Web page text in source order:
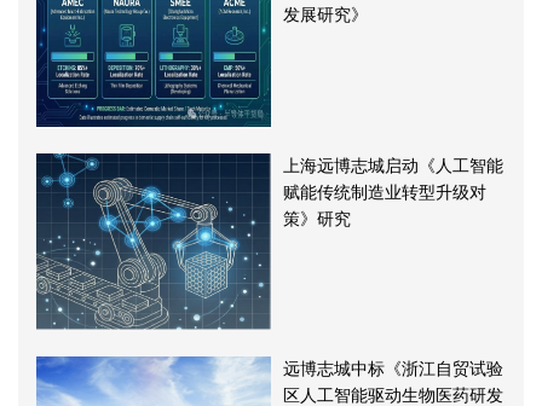
发展研究》
上海远博志城启动《人工智能
赋能传统制造业转型升级对
策》研究
远博志城中标《浙江自贸试验
区人工智能驱动生物医药研发